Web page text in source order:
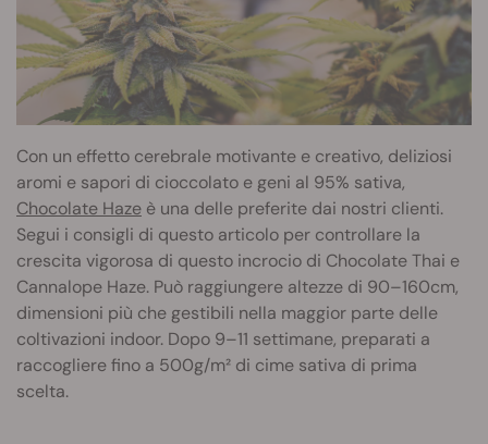
Con un effetto cerebrale motivante e creativo, deliziosi
aromi e sapori di cioccolato e geni al 95% sativa,
Chocolate Haze è una delle preferite dai nostri clienti.
Segui i consigli di questo articolo per controllare la
crescita vigorosa di questo incrocio di Chocolate Thai e
Cannalope Haze. Può raggiungere altezze di 90–160cm,
dimensioni più che gestibili nella maggior parte delle
coltivazioni indoor. Dopo 9–11 settimane, preparati a
raccogliere fino a 500g/m² di cime sativa di prima
scelta.